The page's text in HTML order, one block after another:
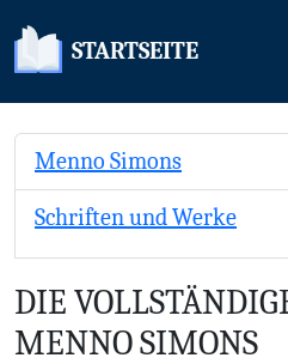
STARTSEITE
Menno Simons
Schriften und Werke
DIE
MENNO SIMONS